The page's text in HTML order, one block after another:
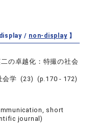
display / non-display】
の卓越化：特撮の社会
会学 (23) (p.170 - 172)
short
journal)